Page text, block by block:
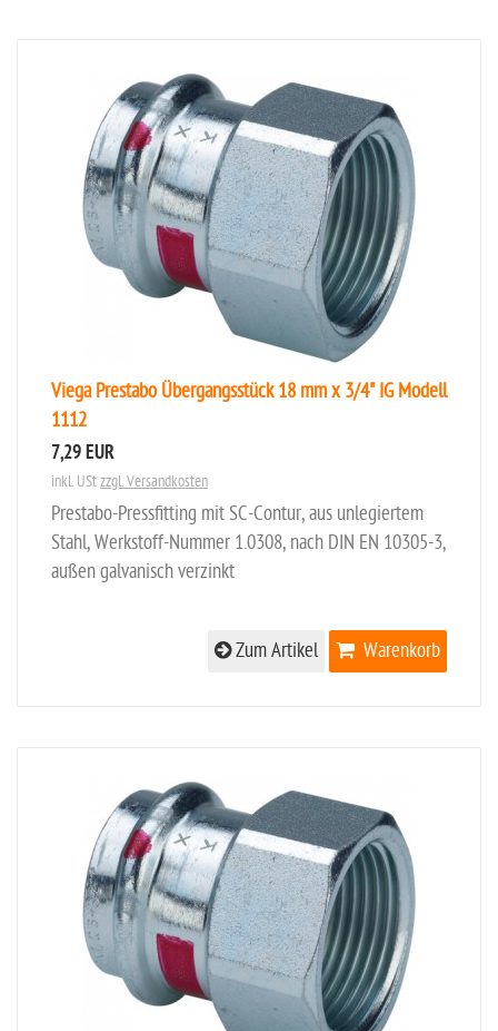
Viega Prestabo Übergangsstück 18 mm x 3/4" IG Modell
1112
7,29 EUR
inkl. UStzzgl. Versandkosten
Prestabo-Pressfitting mit SC-Contur, aus unlegiertem
Stahl, Werkstoff-Nummer 1.0308, nach DIN EN 10305-3,
außen galvanisch verzinkt
Warenkorb
Zum Artikel